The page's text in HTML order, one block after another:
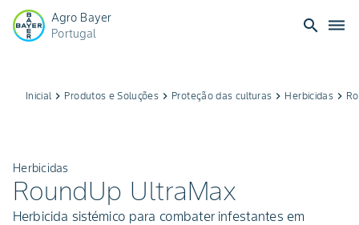
Agro Bayer
Portugal
search dehaze
Inicial keyboard_arrow_right Produtos e Soluções keyboard_arrow_right Proteção das culturas keyboard_arrow_right Herbicidaskeyboard_arrow_right
Herbicidas
RoundUp UltraMax
Herbicida sistémico para combater infestantes em